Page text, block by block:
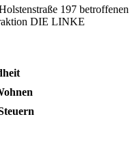
197 betroffenen
DIE LINKE